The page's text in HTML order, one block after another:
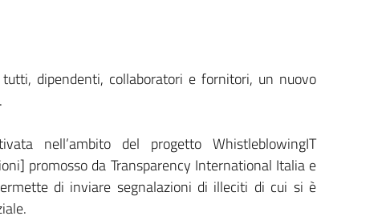
dipendenti, collaboratori e fornitori, un nuovo
nell’ambito del progetto WhistleblowingIT
promosso da Transparency International Italia e
di inviare segnalazioni di illeciti di cui si è